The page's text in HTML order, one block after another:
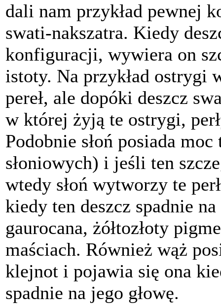
dali nam przykład pewnej
swati-nakszatra. Kiedy
konfiguracji, wywiera on
istoty. Na przykład ostrygi
pereł, ale dopóki deszcz
w której żyją te ostrygi,
Podobnie słoń posiada
słoniowych) i jeśli ten
wtedy słoń wytworzy te
kiedy ten deszcz spadnie
gaurocana, żółtozłoty
maściach. Również wąż
klejnot i pojawia się ona
spadnie na jego głowę.